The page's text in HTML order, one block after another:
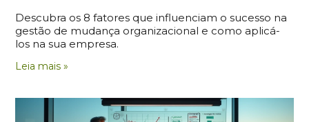
Descubra os 8 fatores que influenciam o sucesso na
gestão de mudança organizacional e como aplicá-
los na sua empresa.
Leia mais »